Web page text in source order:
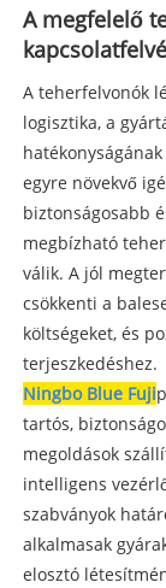
A megfelelő
A teherfelvonók
logisztika, a
egyre növekvő
biztonságosabb
megbízható
válik. A jól
csökkenti a
költségeket, és
terjeszkedéshez.
Ningbo Blue Fuji
tartós,
megoldások
intelligens
szabványok
alkalmasak
elosztó